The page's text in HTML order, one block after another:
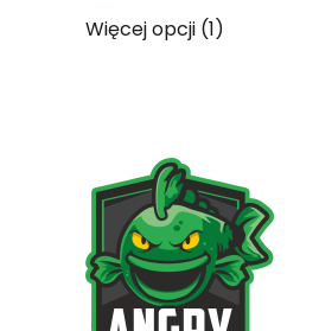
Więcej opcji (1)